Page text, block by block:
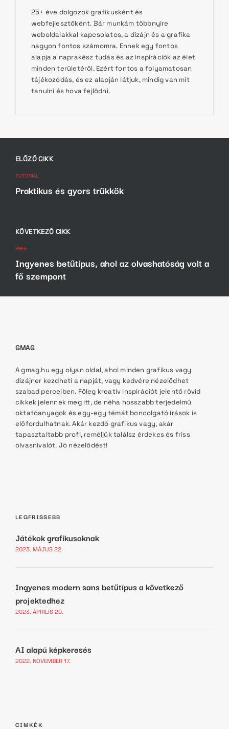
25+ éve dolgozok grafikusként és
webfejlesztőként. Bár munkám többnyire
weboldalakkal kapcsolatos, a dizájn és a grafika
nagyon fontos számomra. Ennek egy fontos
alapja a naprakész tudás és az inspirációk az élet
minden területéről. Ezért fontos a folyamatosan
tájékozódás, és ez alapján látjuk, mindig van mit
tanulni és hova fejlődni.
navigáció
ELŐZŐ CIKK
TUTORIAL
Praktikus és gyors trükkök
KÖVETKEZŐ CIKK
FREE
Ingyenes betűtípus, ahol az olvashatóság volt a
fő szempont
GMAG
A gmag.hu egy olyan oldal, ahol minden grafikus vagy
dizájner kezdheti a napját, vagy kedvére nézelődhet
szabad perceiben. Főleg kreatív inspirációt jelentő rövid
cikkek jelennek meg itt, de néha hosszabb terjedelmű
oktatóanyagok és egy-egy témát boncolgató írások is
előfordulhatnak. Akár kezdő grafikus vagy, akár
tapasztaltabb profi, reméljük találsz érdekes és friss
olvasnivalót. Jó nézelődést!
LEGFRISSEBB
Játékok grafikusoknak
2023. MÁJUS 22.
Ingyenes modern sans betűtípus a következő
projektedhez
2023. ÁPRILIS 20.
AI alapú képkeresés
2022. NOVEMBER 17.
CIMKÉK